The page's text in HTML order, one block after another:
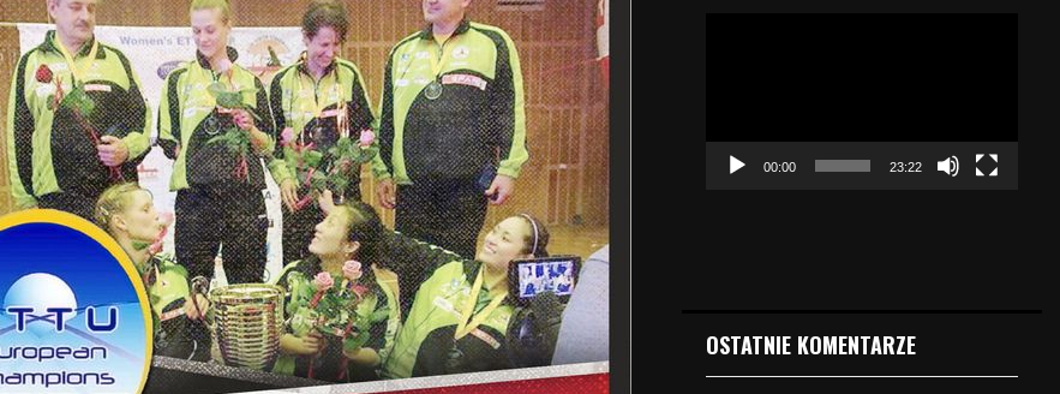
e
o
00:00 23:22
OSTATNIE KOMENTARZE